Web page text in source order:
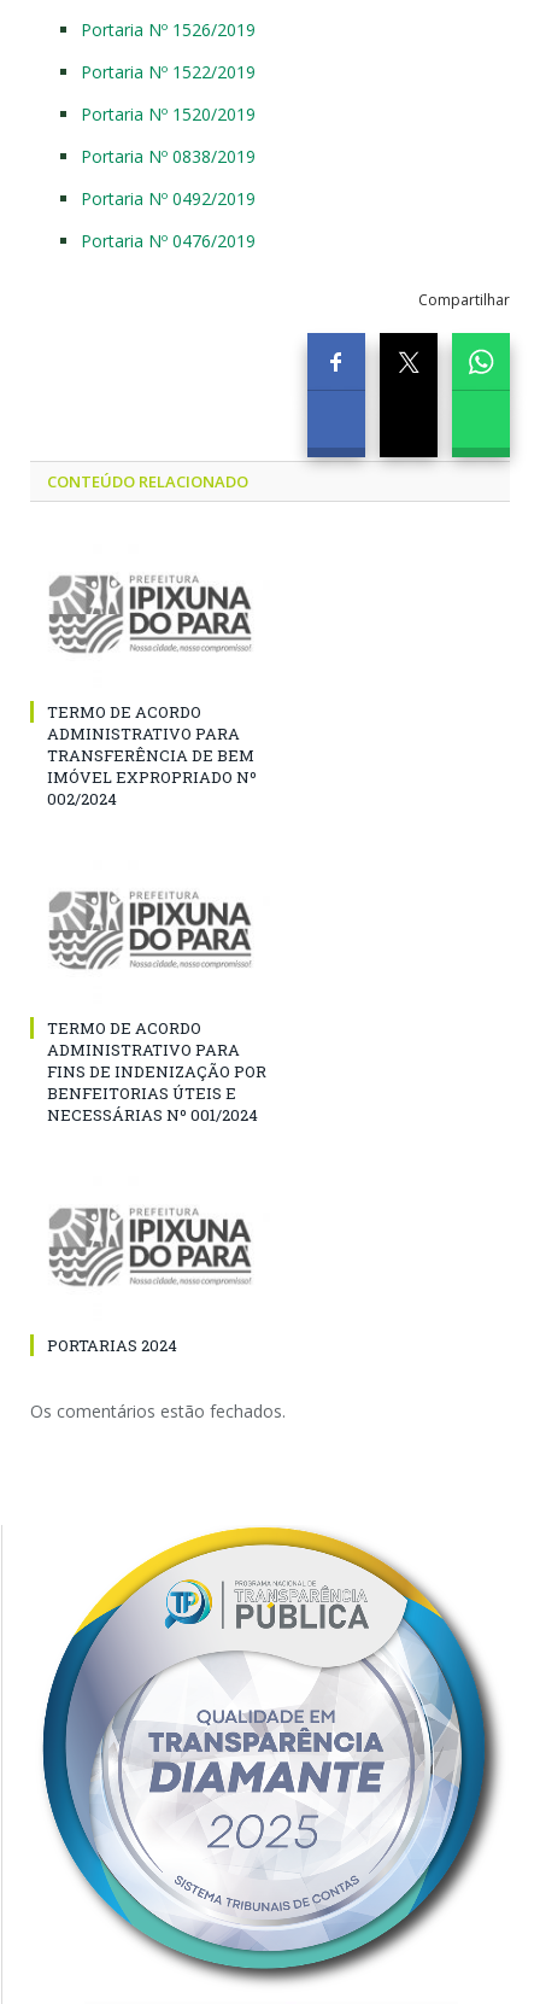
Portaria Nº 1526/2019
Portaria Nº 1522/2019
Portaria Nº 1520/2019
Portaria Nº 0838/2019
Portaria Nº 0492/2019
Portaria Nº 0476/2019
Compartilhar
CONTEÚDO RELACIONADO
TERMO DE ACORDO
ADMINISTRATIVO PARA
TRANSFERÊNCIA DE BEM
IMÓVEL EXPROPRIADO Nº
002/2024
TERMO DE ACORDO
ADMINISTRATIVO PARA
FINS DE INDENIZAÇÃO POR
BENFEITORIAS ÚTEIS E
NECESSÁRIAS Nº 001/2024
PORTARIAS 2024
Os comentários estão fechados.